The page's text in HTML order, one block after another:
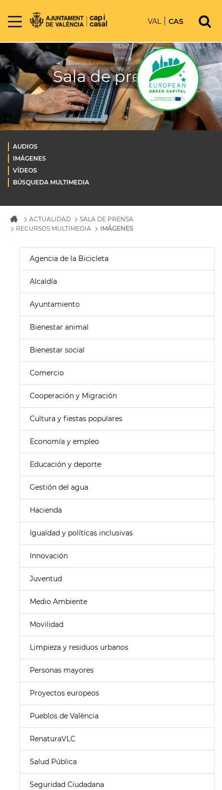
VAL CAS
Sala de prensa
AUDIOS
IMÁGENES
VÍDEOS
BÚSQUEDA MULTIMEDIA
ACTUALIDAD
SALA DE PRENSA
RECURSOS MULTIMEDIA
IMÁGENES
Agencia de la Bicicleta
Alcaldía
Ayuntamiento
Bienestar animal
Bienestar social
Comercio
Cooperación y Migración
Cultura y fiestas populares
Economía y empleo
Educación y deporte
Gestión del agua
Hacienda
Igualdad y políticas inclusivas
Innovación
Juventud
Medio Ambiente
Movilidad
Limpieza y residuos urbanos
Personas mayores
Proyectos europeos
Pueblos de València
RenaturaVLC
Salud Pública
Seguridad Ciudadana